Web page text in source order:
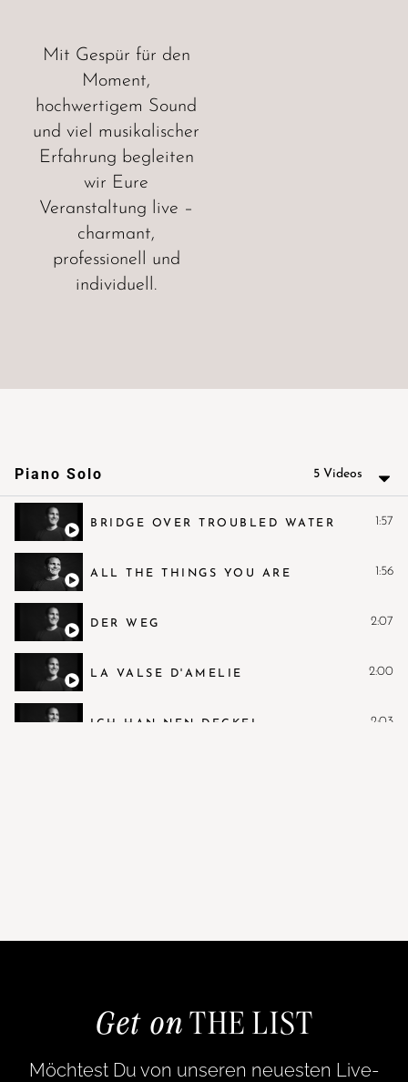
Mit Gespür für den
Moment,
hochwertigem Sound
und viel musikalischer
Erfahrung begleiten
wir Eure
Veranstaltung live –
charmant,
professionell und
individuell.
Piano Solo 5 Videos
BRIDGE OVER TROUBLED WATER 1:57
ALL THE THINGS YOU ARE 1:56
DER WEG 2:07
LA VALSE D'AMELIE 2:00
ICH HAN NEN DECKEL 2:03
Get onTHE LIST
Möchtest Du von unseren neuesten Live-